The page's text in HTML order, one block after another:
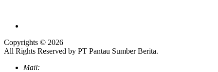
Copyrights © 2026
All Rights Reserved by PT Pantau Sumber Berita.
Mail: